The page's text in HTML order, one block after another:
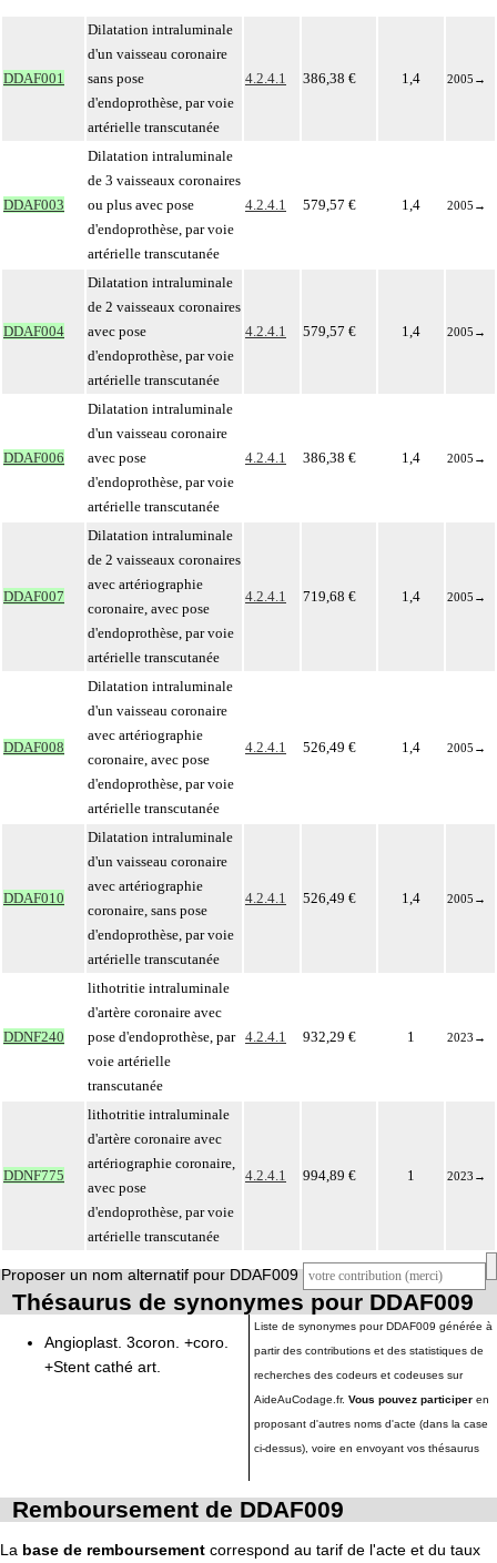
DDAF001
Dilatation intraluminale
d'un vaisseau coronaire
sans pose
d'endoprothèse, par voie
artérielle transcutanée
4.2.4.1 386,38 € 1,4 2005 →
DDAF003
Dilatation intraluminale
de 3 vaisseaux coronaires
ou plus avec pose
d'endoprothèse, par voie
artérielle transcutanée
4.2.4.1 579,57 € 1,4 2005 →
DDAF004
Dilatation intraluminale
de 2 vaisseaux coronaires
avec pose
d'endoprothèse, par voie
artérielle transcutanée
4.2.4.1 579,57 € 1,4 2005 →
DDAF006
Dilatation intraluminale
d'un vaisseau coronaire
avec pose
d'endoprothèse, par voie
artérielle transcutanée
4.2.4.1 386,38 € 1,4 2005 →
DDAF007
Dilatation intraluminale
de 2 vaisseaux coronaires
avec artériographie
coronaire, avec pose
d'endoprothèse, par voie
artérielle transcutanée
4.2.4.1 719,68 € 1,4 2005 →
DDAF008
Dilatation intraluminale
d'un vaisseau coronaire
avec artériographie
coronaire, avec pose
d'endoprothèse, par voie
artérielle transcutanée
4.2.4.1 526,49 € 1,4 2005 →
DDAF010
Dilatation intraluminale
d'un vaisseau coronaire
avec artériographie
coronaire, sans pose
d'endoprothèse, par voie
artérielle transcutanée
4.2.4.1 526,49 € 1,4 2005 →
DDNF240
lithotritie intraluminale
d'artère coronaire avec
pose d'endoprothèse, par
voie artérielle
transcutanée
4.2.4.1 932,29 € 1 2023 →
DDNF775
lithotritie intraluminale
d'artère coronaire avec
artériographie coronaire,
avec pose
d'endoprothèse, par voie
artérielle transcutanée
4.2.4.1 994,89 € 1 2023 →
Proposer un nom alternatif pour DDAF009
Thésaurus de synonymes pour DDAF009
Angioplast. 3coron. +coro.
+Stent cathé art.
Liste de synonymes pour DDAF009 générée à
partir des contributions et des statistiques de
recherches des codeurs et codeuses sur
AideAuCodage.fr. Vous pouvez participer en
proposant d'autres noms d'acte (dans la case
ci-dessus), voire en envoyant vos thésaurus
Remboursement de DDAF009
La base de remboursement correspond au tarif de l'acte et du taux